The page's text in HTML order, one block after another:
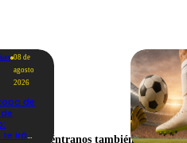
08 de
agosto
2026
de
te iráEncuéntranos también en